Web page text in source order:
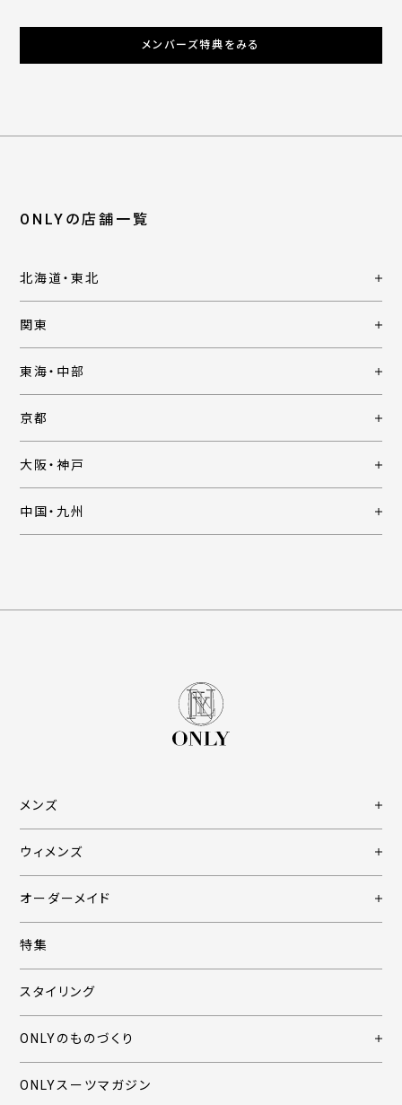
メンバーズ特典をみる
ONLYの店舗一覧
北海道・東北
関東
東海・中部
京都
大阪・神戸
中国・九州
メンズ
ウィメンズ
オーダーメイド
特集
スタイリング
ONLYのものづくり
ONLYスーツマガジン